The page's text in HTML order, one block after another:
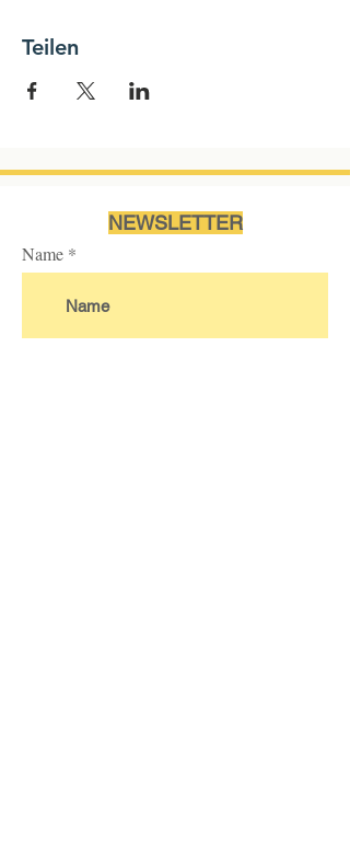
Teilen
NEWSLETTER
Name